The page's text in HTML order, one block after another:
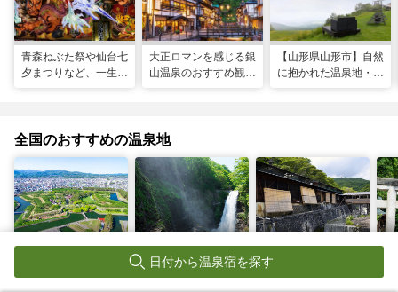
青森ねぶた祭や仙台七
夕まつりなど、一生に
大正ロマンを感じる銀
山温泉のおすすめ観光
【山形県山形市】自然
に抱かれた温泉地・蔵
全国のおすすめの温泉地
秋保温泉
那須温泉
日付から温泉宿を探す